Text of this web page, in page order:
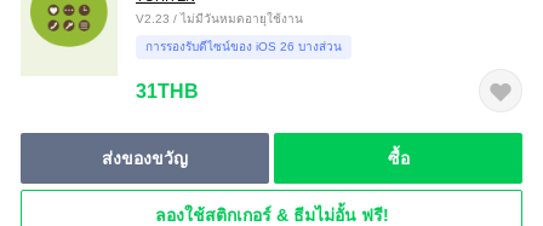
V2.23 / ไม่มีวันหมดอายุใช้งาน
การรองรับดีไซน์ของ iOS 26 บางส่วน
31THB
ส่งของขวัญ ซื้อ
ลองใช้สติกเกอร์ & ธีมไม่อั้น ฟรี!